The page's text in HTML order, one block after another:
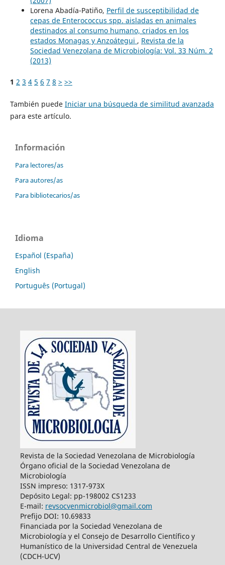
Lorena Abadía-Patiño, Perfil de susceptibilidad de
cepas de Enterococcus spp. aisladas en animales
destinados al consumo humano, criados en los
estados Monagas y Anzoátegui , Revista de la
Sociedad Venezolana de Microbiología: Vol. 33 Núm. 2
(2013)
1 2 3 4 5 6 7 8 > >>
También puede Iniciar una búsqueda de similitud avanzada
para este artículo.
Información
Para lectores/as
Para autores/as
Para bibliotecarios/as
Idioma
Español (España)
English
Português (Portugal)
Revista de la Sociedad Venezolana de Microbiología
Órgano oficial de la Sociedad Venezolana de
Microbiología
ISSN impreso: 1317-973X
Depósito Legal: pp-198002 CS1233
E-mail: revsocvenmicrobiol@gmail.com
Prefijo DOI: 10.69833
Financiada por la Sociedad Venezolana de
Microbiología y el Consejo de Desarrollo Científico y
Humanístico de la Universidad Central de Venezuela
(CDCH-UCV)